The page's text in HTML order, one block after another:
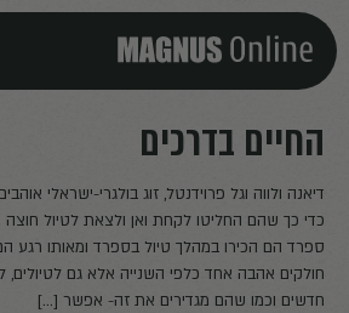
אירועים
מאמרים
החיים בדרכים
דיאנה ולווה וגל פרוידנטל, זוג בולגרי-ישראלי
כדי כך שהם החליטו לקחת ואן ולצאת לטיול חוצה
ספרד הם הכירו במהלך טיול בספרד ומאותו רגע
חולקים אהבה אחד כלפי השנייה אלא גם
חדשים וכמו שהם מגדירים את זה- אפשר […]